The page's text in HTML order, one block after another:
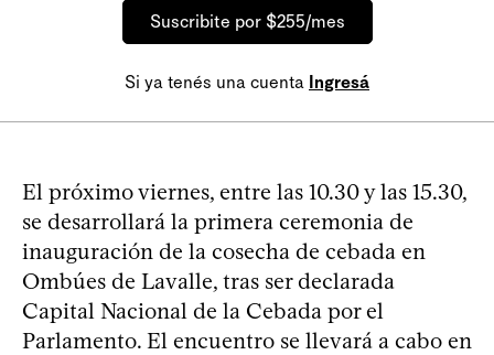
Suscribite por $255/mes
Si ya tenés una cuenta Ingresá
El próximo viernes, entre las 10.30 y las 15.30,
se desarrollará la primera ceremonia de
inauguración de la cosecha de cebada en
Ombúes de Lavalle, tras ser declarada
Capital Nacional de la Cebada por el
Parlamento. El encuentro se llevará a cabo en